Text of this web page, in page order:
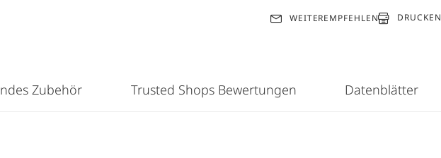
WEITEREMPFEHLEN DRUCKEN
Zubehör Trusted Shops Bewertungen Datenblätter